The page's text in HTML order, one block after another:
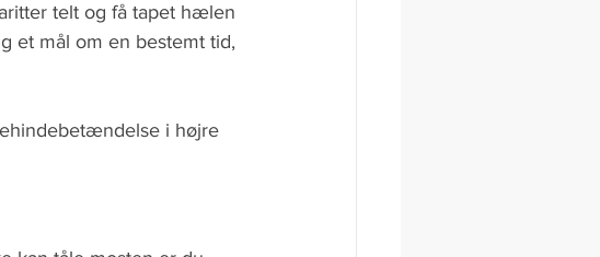
telt og få tapet hælen
et mål om en bestemt tid,
i højre